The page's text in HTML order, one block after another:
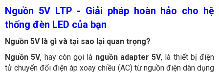
Nguồn 5V LTP - Giải pháp hoàn hảo cho hệ
thống đèn LED của bạn
Nguồn 5V là gì và tại sao lại quan trọng?
Nguồn 5V, hay còn gọi là nguồn adapter 5V, là thiết bị điện
tử chuyển đổi điện áp xoay chiều (AC) từ nguồn điện dân dụng